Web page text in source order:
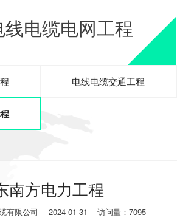
线电缆电网工程
电线电缆交通工程
南方电力工程
有限公司 2024-01-31 访问量：7095